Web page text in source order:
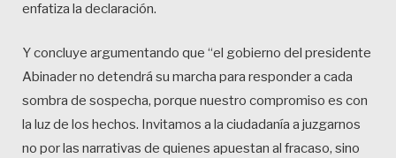
enfatiza la declaración.
Y concluye argumentando que “el gobierno del presidente
Abinader no detendrá su marcha para responder a cada
sombra de sospecha, porque nuestro compromiso es con
la luz de los hechos. Invitamos a la ciudadanía a juzgarnos
no por las narrativas de quienes apuestan al fracaso, sino